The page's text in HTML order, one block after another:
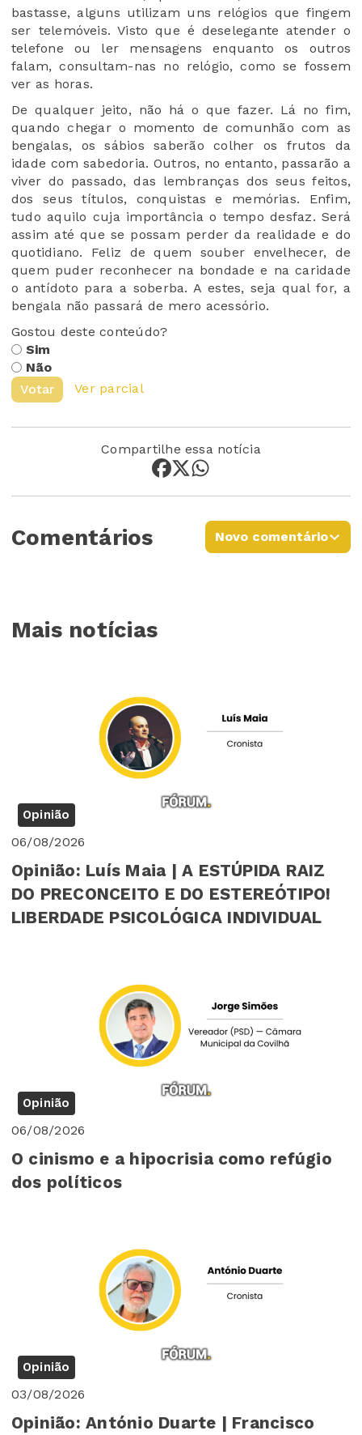
bastasse, alguns utilizam uns relógios que fingem
ser telemóveis. Visto que é deselegante atender o
telefone ou ler mensagens enquanto os outros
falam, consultam-nas no relógio, como se fossem
ver as horas.
De qualquer jeito, não há o que fazer. Lá no fim,
quando chegar o momento de comunhão com as
bengalas, os sábios saberão colher os frutos da
idade com sabedoria. Outros, no entanto, passarão a
viver do passado, das lembranças dos seus feitos,
dos seus títulos, conquistas e memórias. Enfim,
tudo aquilo cuja importância o tempo desfaz. Será
assim até que se possam perder da realidade e do
quotidiano. Feliz de quem souber envelhecer, de
quem puder reconhecer na bondade e na caridade
o antídoto para a soberba. A estes, seja qual for, a
bengala não passará de mero acessório.
Gostou deste conteúdo?
Sim
Não
Votar
Ver parcial
Compartilhe essa notícia
Comentários Novo comentário
Mais notícias
Opinião
06/08/2026
Opinião: Luís Maia | A ESTÚPIDA RAIZ
DO PRECONCEITO E DO ESTEREÓTIPO!
LIBERDADE PSICOLÓGICA INDIVIDUAL
Opinião
06/08/2026
O cinismo e a hipocrisia como refúgio
dos políticos
Opinião
03/08/2026
Opinião: António Duarte | Francisco